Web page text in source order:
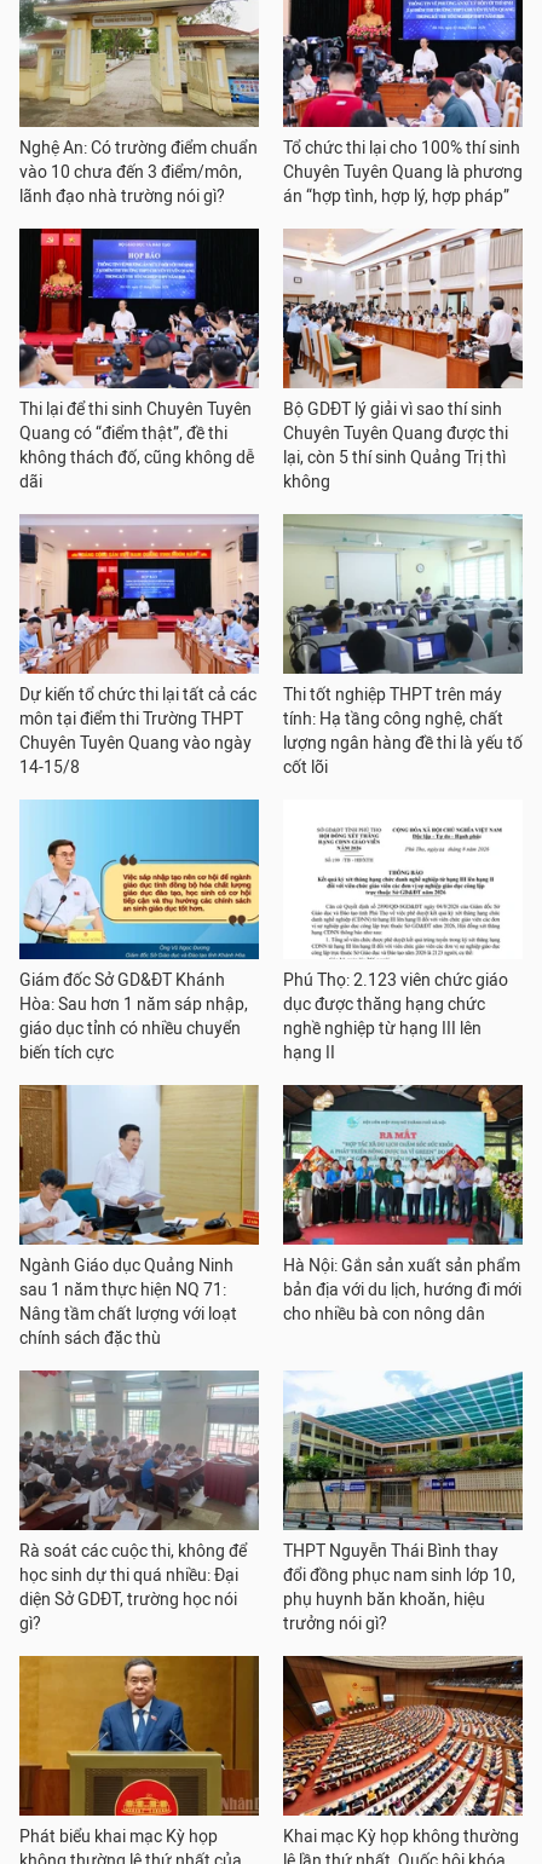
Nghệ An: Có trường điểm chuẩn
vào 10 chưa đến 3 điểm/môn,
lãnh đạo nhà trường nói gì?
Tổ chức thi lại cho 100% thí sinh
Chuyên Tuyên Quang là phương
án “hợp tình, hợp lý, hợp pháp”
Thi lại để thi sinh Chuyên Tuyên
Quang có “điểm thật”, đề thi
không thách đố, cũng không dễ
dãi
Bộ GDĐT lý giải vì sao thí sinh
Chuyên Tuyên Quang được thi
lại, còn 5 thí sinh Quảng Trị thì
không
Dự kiến tổ chức thi lại tất cả các
môn tại điểm thi Trường THPT
Chuyên Tuyên Quang vào ngày
14-15/8
Thi tốt nghiệp THPT trên máy
tính: Hạ tầng công nghệ, chất
lượng ngân hàng đề thi là yếu tố
cốt lõi
Giám đốc Sở GD&ĐT Khánh
Hòa: Sau hơn 1 năm sáp nhập,
giáo dục tỉnh có nhiều chuyển
biến tích cực
Phú Thọ: 2.123 viên chức giáo
dục được thăng hạng chức
nghề nghiệp từ hạng III lên
hạng II
Ngành Giáo dục Quảng Ninh
sau 1 năm thực hiện NQ 71:
Nâng tầm chất lượng với loạt
chính sách đặc thù
Hà Nội: Gắn sản xuất sản phẩm
bản địa với du lịch, hướng đi mới
cho nhiều bà con nông dân
Rà soát các cuộc thi, không để
học sinh dự thi quá nhiều: Đại
diện Sở GDĐT, trường học nói
gì?
THPT Nguyễn Thái Bình thay
đổi đồng phục nam sinh lớp 10,
phụ huynh băn khoăn, hiệu
trưởng nói gì?
Phát biểu khai mạc Kỳ họp
Khai mạc Kỳ họp không thường